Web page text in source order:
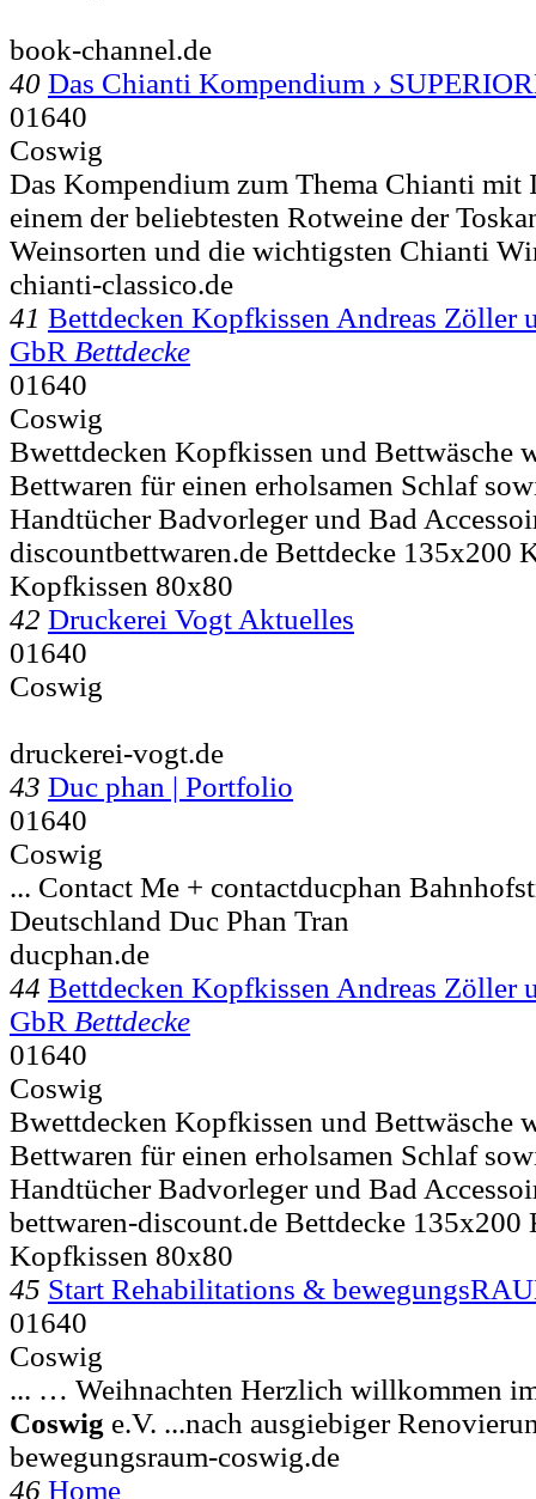
book-channel.de
40 Das Chianti Kompendium ›
01640
Coswig
Das Kompendium zum Thema Chianti mit
einem der beliebtesten Rotweine der
Weinsorten und die wichtigsten Chianti
chianti-classico.de
41 Bettdecken Kopfkissen Andreas Zöller
GbR Bettdecke
01640
Coswig
Bwettdecken Kopfkissen und Bettwäsche
Bettwaren für einen erholsamen Schlaf
Handtücher Badvorleger und Bad
discountbettwaren.de Bettdecke 135x200
Kopfkissen 80x80
42 Druckerei Vogt Aktuelles
01640
Coswig
druckerei-vogt.de
43 Duc phan | Portfolio
01640
Coswig
... Contact Me + contactducphan
Deutschland Duc Phan Tran
ducphan.de
44 Bettdecken Kopfkissen Andreas Zöller
GbR Bettdecke
01640
Coswig
Bwettdecken Kopfkissen und Bettwäsche
Bettwaren für einen erholsamen Schlaf
Handtücher Badvorleger und Bad
bettwaren-discount.de Bettdecke
Kopfkissen 80x80
45 Start Rehabilitations &
01640
Coswig
... … Weihnachten Herzlich willkommen
Coswig e.V. ...nach ausgiebiger
bewegungsraum-coswig.de
46 Home